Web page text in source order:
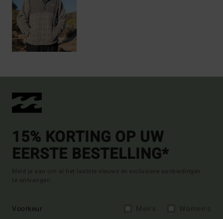
15% KORTING OP UW
EERSTE BESTELLING*
Meld je aan om al het laatste nieuws en exclusieve aanbiedingen
te ontvangen.
Voorkeur